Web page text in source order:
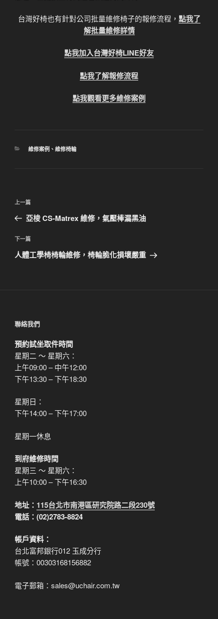
台灣好椅也有針對公司批量維修椅子的報修流程， 點我了
解批量維修詳情
點我加入台灣好椅LINE好友
點我了解報修流程
點我觀看更多維修案例
分
維修案例 、 維修椅輪
文
導
覽
上
一
文
章
上一篇
亞梭 CS-Matrex 維修，氣壓棒漏黑油
下
一
下一篇
人體工學椅椅輪維修，椅輪脆化損壞嚴重
聯絡我們
預約試坐取件時間
星期二 ～ 星期六：
上午09:00 – 中午12:00
下午13:30 – 下午18:30
星期日：
下午14:00 – 下午17:00
星期一休息
到府維修時間
星期三 ～ 星期六：
上午10:00 – 下午16:30
地址： 115台北市南港區研究院路二段230號
電話：(02)2783-8824
帳戶資料：
台北富邦銀行012 玉成分行
帳號：00303168156882
電子郵箱：sales@uchair.com.tw